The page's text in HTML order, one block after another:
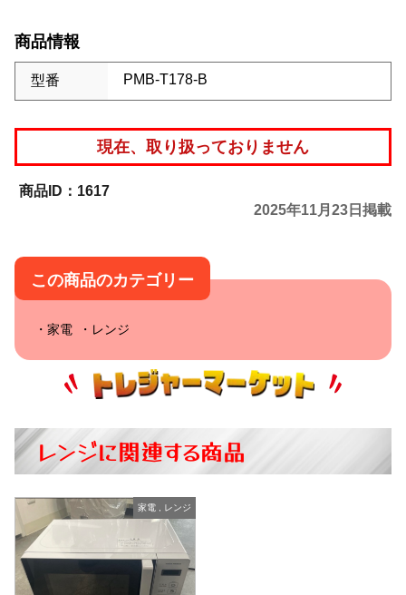
商品情報
型番 PMB-T178-B
現在、取り扱っておりません
1617
2025年11月23日掲載
この商品のカテゴリー
家電 レンジ
レンジに関連する商品
家電, レンジ